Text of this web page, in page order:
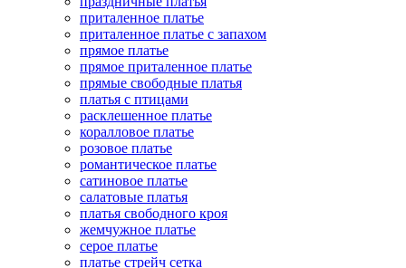
приталенное платье
приталенное платье с запахом
прямое платье
прямое приталенное платье
прямые свободные платья
платья с птицами
расклешенное платье
коралловое платье
розовое платье
романтическое платье
сатиновое платье
салатовые платья
платья свободного кроя
жемчужное платье
серое платье
платье стрейч сетка